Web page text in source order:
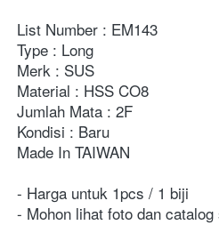
List Number : EM143
Type : Long
Merk : SUS
Material : HSS CO8
Jumlah Mata : 2F
Kondisi : Baru
Made In TAIWAN
- Harga untuk 1pcs / 1 biji
- Mohon lihat foto dan